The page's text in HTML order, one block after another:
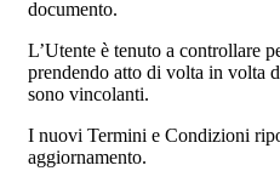
documento.
L’Utente è tenuto a controllare
prendendo atto di volta in volta
sono vincolanti.
I nuovi Termini e Condizioni
aggiornamento.